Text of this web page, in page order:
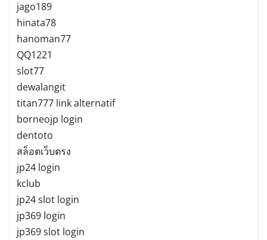
jago189
hinata78
hanoman77
QQ1221
slot77
dewalangit
titan777 link alternatif
borneojp login
dentoto
สล็อตเว็บตรง
jp24 login
kclub
jp24 slot login
jp369 login
jp369 slot login